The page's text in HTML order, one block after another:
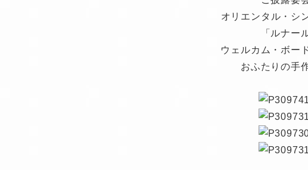
オリエンタル・シ
「ルナー
ウェルカム・ボー
おふたりの手